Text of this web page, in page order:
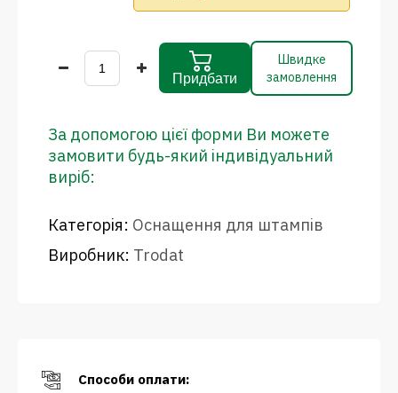
Придбати
Швидке
замовлення
За допомогою цієї форми Ви можете
замовити будь-який індивідуальний
виріб:
Категорія: Оснащення для штампів
Виробник: Trodat
Способи оплати: